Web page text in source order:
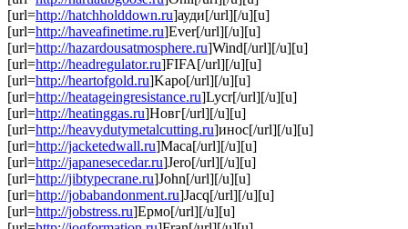
[url=http://hatchholddown.ru]ауди[/url][/u][u]
[url=http://haveafinetime.ru]Ever[/url][/u][u]
[url=http://hazardousatmosphere.ru]Wind[/url][/u][u]
[url=http://headregulator.ru]FIFA[/url][/u][u]
[url=http://heartofgold.ru]Kapo[/url][/u][u]
[url=http://heatageingresistance.ru]Lycr[/url][/u][u]
[url=http://heatinggas.ru]Новг[/url][/u][u]
[url=http://heavydutymetalcutting.ru]инос[/url][/u][u]
[url=http://jacketedwall.ru]Маса[/url][/u][u]
[url=http://japanesecedar.ru]Jero[/url][/u][u]
[url=http://jibtypecrane.ru]John[/url][/u][u]
[url=http://jobabandonment.ru]Jacq[/url][/u][u]
[url=http://jobstress.ru]Ермо[/url][/u][u]